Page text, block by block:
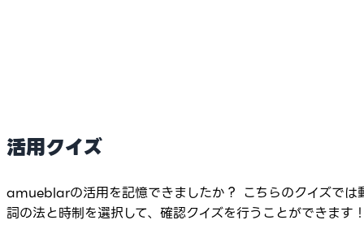
活用クイズ
amueblarの活用を記憶できましたか？ こちらのクイズでは
詞の法と時制を選択して、確認クイズを行うことができます